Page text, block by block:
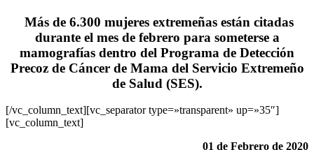
Más de 6.300 mujeres extremeñas están citadas
durante el mes de febrero para someterse a
mamografías dentro del Programa de Detección
Precoz de Cáncer de Mama del Servicio Extremeño
de Salud (SES).
[/vc_column_text][vc_separator type=»transparent» up=»35″]
[vc_column_text]
01 de Febrero de 2020